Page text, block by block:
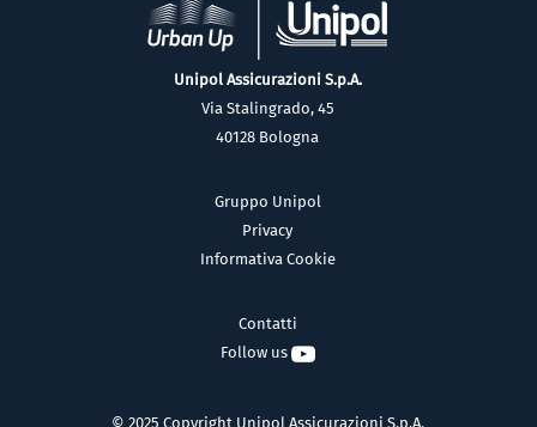
Unipol Assicurazioni S.p.A.
Via Stalingrado, 45
40128 Bologna
Gruppo Unipol
Privacy
Informativa Cookie
Contatti
Follow us
© 2025 Copyright Unipol Assicurazioni S.p.A.